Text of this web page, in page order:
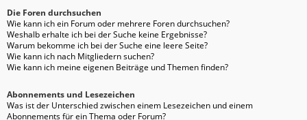
Die Foren durchsuchen
Wie kann ich ein Forum oder mehrere Foren durchsuchen?
Weshalb erhalte ich bei der Suche keine Ergebnisse?
Warum bekomme ich bei der Suche eine leere Seite?
Wie kann ich nach Mitgliedern suchen?
Wie kann ich meine eigenen Beiträge und Themen finden?
Abonnements und Lesezeichen
Was ist der Unterschied zwischen einem Lesezeichen und einem
Abonnements für ein Thema oder Forum?